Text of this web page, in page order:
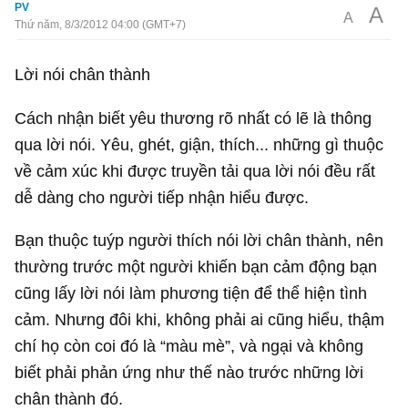
PV
Thứ năm, 8/3/2012 04:00 (GMT+7)
A A
Lời nói chân thành
Cách nhận biết yêu thương rõ nhất có lẽ là thông
qua lời nói. Yêu, ghét, giận, thích... những gì thuộc
về cảm xúc khi được truyền tải qua lời nói đều rất
dễ dàng cho người tiếp nhận hiểu được.
Bạn thuộc tuýp người thích nói lời chân thành, nên
thường trước một người khiến bạn cảm động bạn
cũng lấy lời nói làm phương tiện để thể hiện tình
cảm. Nhưng đôi khi, không phải ai cũng hiểu, thậm
chí họ còn coi đó là “màu mè”, và ngại và không
biết phải phản ứng như thế nào trước những lời
chân thành đó.